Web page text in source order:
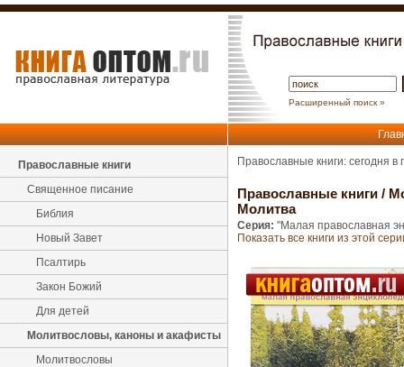
Расширенный поиск »
Православные книги
Священное писание
Библия
Новый Завет
Псалтирь
Закон Божий
Для детей
Молитвословы, каноны и акафисты
Молитвословы
Православные книги: сегодня
Православные книги /
Молитва
Серия: "Малая православная
Показать все книги из этой